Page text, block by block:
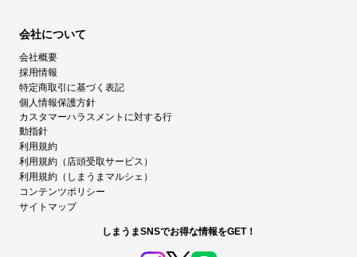
会社について
会社概要
採用情報
特定商取引に基づく表記
個人情報保護方針
カスタマーハラスメントに対する行
動指針
利用規約
利用規約（店頭受取サービス）
利用規約（しまうまマルシェ）
コンテンツポリシー
サイトマップ
しまうまSNSでお得な情報をGET！